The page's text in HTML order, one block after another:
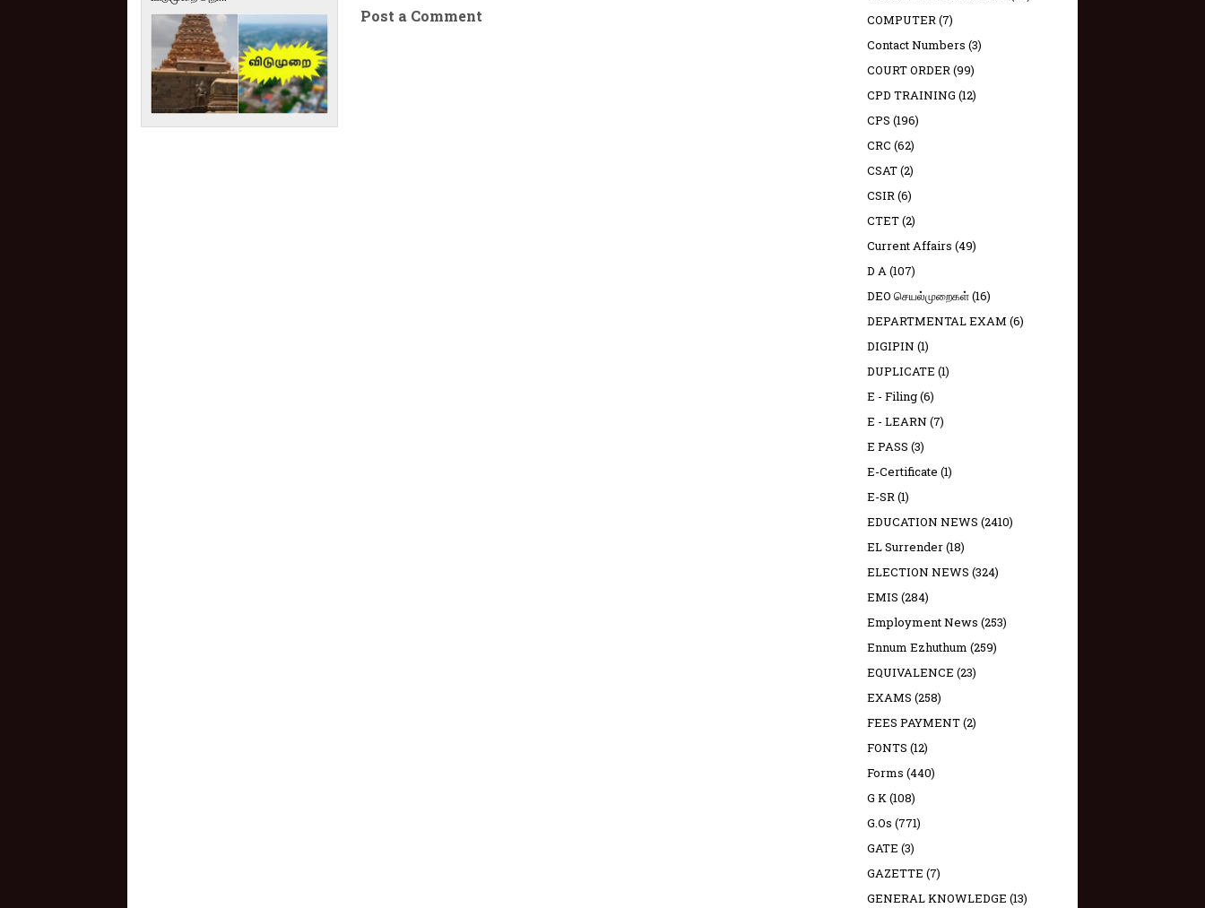
Post a Comment
COMPUTER(7)
Contact Numbers (3)
COURT ORDER(99)
CPD TRAINING (12)
CPS (196)
CRC (62)
CSAT(2)
CSIR(6)
CTET(2)
Current Affairs (49)
D A(107)
DEO செயல்முறைகள்(16)
DEPARTMENTAL EXAM (6)
DIGIPIN (1)
DUPLICATE (1)
E - Filing(6)
E - LEARN (7)
E PASS (3)
E-Certificate (1)
E-SR(1)
EDUCATION NEWS (2410)
EL Surrender(18)
ELECTION NEWS (324)
EMIS (284)
Employment News (253)
Ennum Ezhuthum (259)
EQUIVALENCE (23)
EXAMS (258)
FEES PAYMENT(2)
FONTS (12)
Forms (440)
G K(108)
G.Os (771)
GATE (3)
GAZETTE (7)
GENERAL KNOWLEDGE (13)